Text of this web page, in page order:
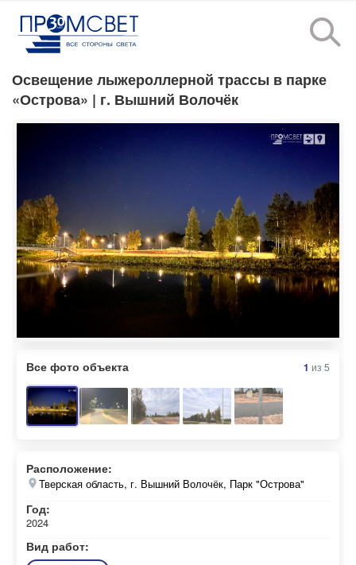
Освещение лыжероллерной трассы в парке
«Острова» | г. Вышний Волочёк
Все фото объекта 1 из 5
Расположение:
Тверская область, г. Вышний Волочёк, Парк "Острова"
Год:
2024
Вид работ: